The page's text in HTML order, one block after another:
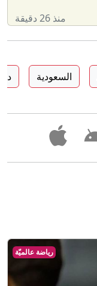
منذ 26 دقيقة
السعودية
رياضة عالميّة